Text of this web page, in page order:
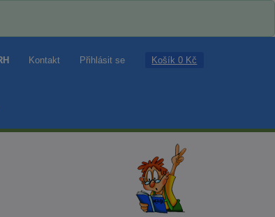
Kontakt Přihlásit se Košík 0 Kč